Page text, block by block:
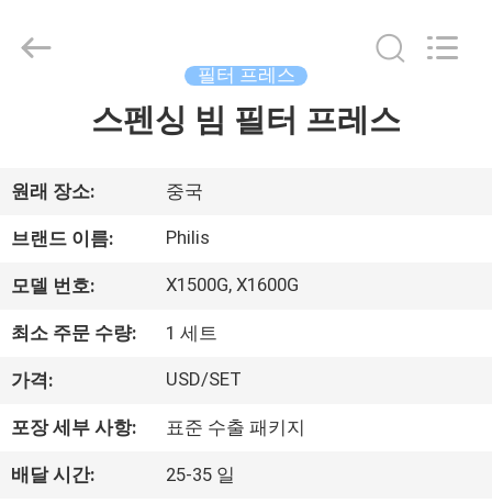
제
품
회
Hangzhou
Philis
필터 프레스
스펜싱 빔 필터 프레스
원래 장소: 중국
브랜드 이름: Philis
모델 번호: X1500G, X1600G
최소 주문 수량: 1 세트
가격: USD/SET
포장 세부 사항: 표준 수출 패키지
배달 시간: 25-35 일